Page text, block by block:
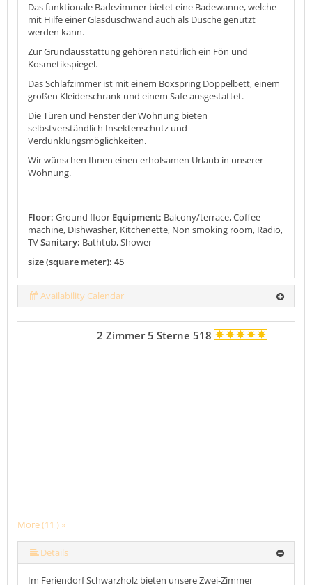
Das funktionale Badezimmer bietet eine Badewanne, welche
mit Hilfe einer Glasduschwand auch als Dusche genutzt
werden kann.
Zur Grundausstattung gehören natürlich ein Fön und
Kosmetikspiegel.
Das Schlafzimmer ist mit einem Boxspring Doppelbett, einem
großen Kleiderschrank und einem Safe ausgestattet.
Die Türen und Fenster der Wohnung bieten
selbstverständlich Insektenschutz und
Verdunklungsmöglichkeiten.
Wir wünschen Ihnen einen erholsamen Urlaub in unserer
Wohnung.
Floor: Ground floor Equipment: Balcony/terrace, Coffee
machine, Dishwasher, Kitchenette, Non smoking room, Radio,
TVSanitary: Bathtub, Shower
size (square meter): 45
Availability Calendar
More (11 ) »
More (11 ) »
More (11 ) »
More (11 ) »
More (11 ) »
More (11 ) »
More (11 ) »
More (11 ) »
2 Zimmer 5 Sterne 518
Details
Im Feriendorf Schwarzholz bieten unsere Zwei-Zimmer